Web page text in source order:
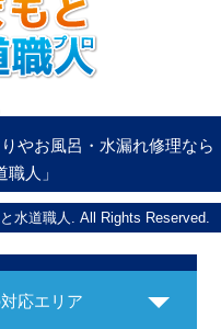
やお風呂・水漏れ修理なら
職人」
水道職人. All Rights Reserved.
応エリア